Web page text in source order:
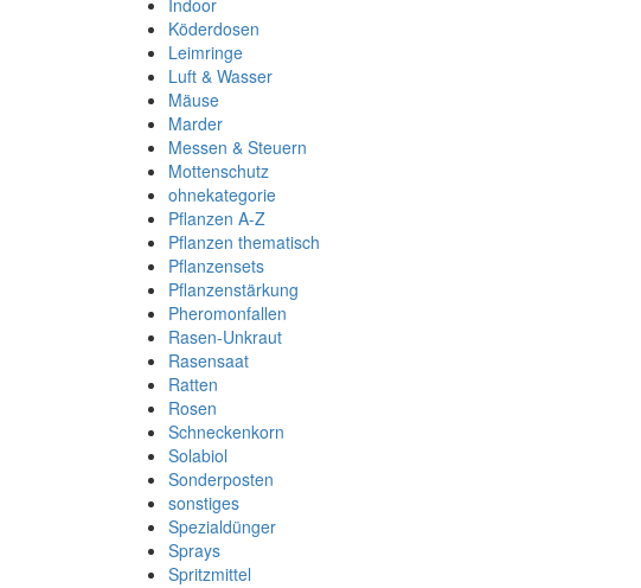
Indoor
Köderdosen
Leimringe
Luft & Wasser
Mäuse
Marder
Messen & Steuern
Mottenschutz
ohnekategorie
Pflanzen A-Z
Pflanzen thematisch
Pflanzensets
Pflanzenstärkung
Pheromonfallen
Rasen-Unkraut
Rasensaat
Ratten
Rosen
Schneckenkorn
Solabiol
Sonderposten
sonstiges
Spezialdünger
Sprays
Spritzmittel